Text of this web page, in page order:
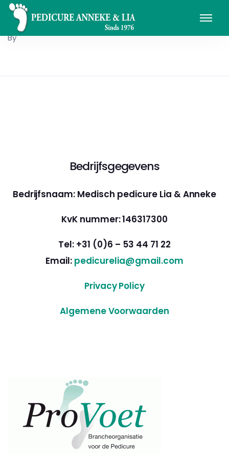
By
Bedrijfsgegevens
Bedrijfsnaam: Medisch pedicure Lia & Anneke
KvK nummer: 146317300
Tel: +31 (0)6 – 53 44 71 22
Email: pedicurelia@gmail.com
Privacy Policy
Algemene Voorwaarden